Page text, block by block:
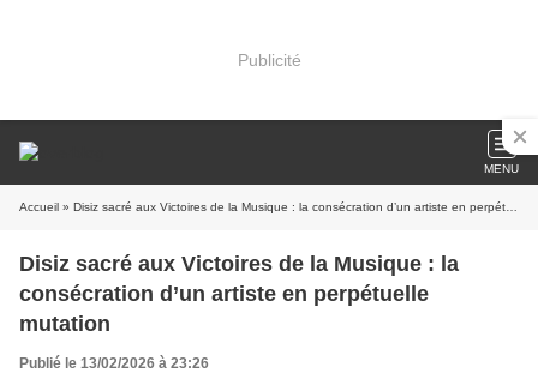
Publicité
MENU
Accueil » Disiz sacré aux Victoires de la Musique : la consécration d’un artiste en perpétuelle mutation
Disiz sacré aux Victoires de la Musique : la
consécration d’un artiste en perpétuelle
mutation
Publié le 13/02/2026 à 23:26